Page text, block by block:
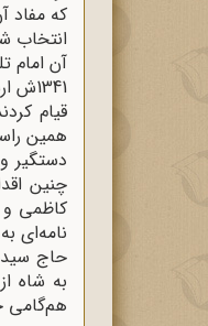
که مفاد
انتخاب
1341ش ارسال کرد.
قیام
همین
دستگیر
چنین
کاظمی و
نامه‌ای
به شاه
هم‌گامی